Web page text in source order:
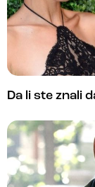
Da li ste znali